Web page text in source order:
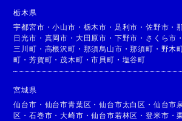
栃木県
宇都宮市 ・小山市 ・ 栃木市 ・ 足利市 ・佐野市 ・
日光市 ・ 真岡市 ・ 大田原市 ・ 下野市 ・ さくら市
三川町 ・ 高根沢町 ・ 那須烏山市 ・那須町 ・ 野木
町 ・芳賀町 ・ 茂木町 ・市貝町 ・ 塩谷町
宮城県
仙台市 ・ 仙台市青葉区 ・仙台市太白区 ・ 仙台市
区 ・石巻市 ・大崎市 ・仙台市若林区 ・登米市 ・